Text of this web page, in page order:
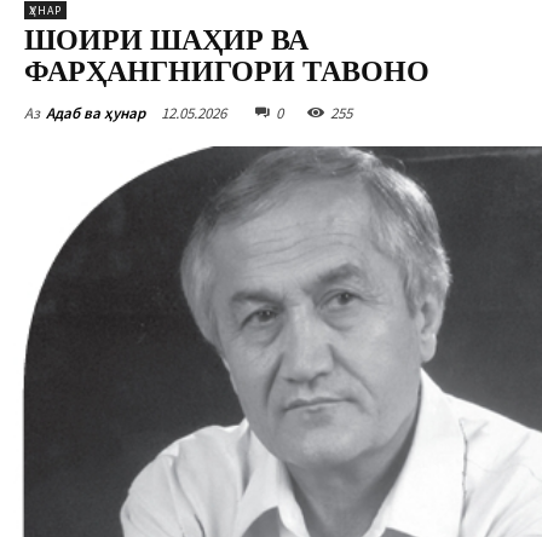
ҲУНАР
ШОИРИ ШАҲИР ВА
ФАРҲАНГНИГОРИ ТАВОНО
Аз Адаб ва ҳунар 12.05.2026 0 255